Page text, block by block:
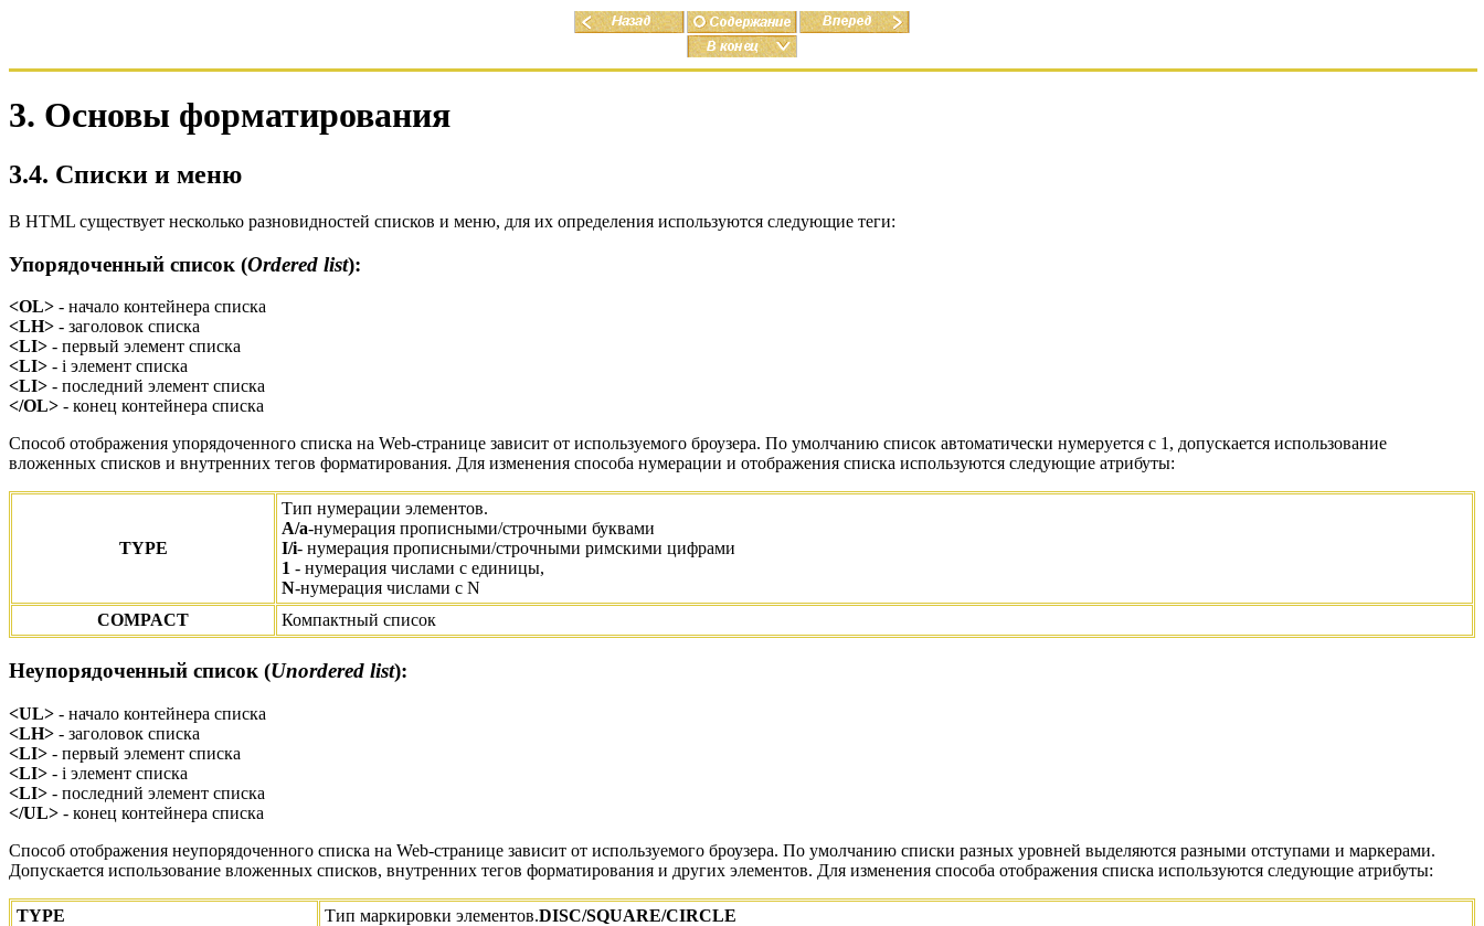
3. Основы форматирования
3.4. Списки и меню
В HTML существует несколько разновидностей списков и меню, для их определения используются следующие теги:
Упорядоченный список (Ordered list):
<OL> - начало контейнера списка
<LH> - заголовок списка
<LI> - первый элемент списка
<LI> - i элемент списка
<LI> - последний элемент списка
</OL> - конец контейнера списка
Способ отображения упорядоченного списка на Web-странице зависит от используемого броузера. По умолчанию список автоматически нумеруется с 1, допускается использование
вложенных списков и внутренних тегов форматирования. Для изменения способа нумерации и отображения списка используются следующие атрибуты:
TYPE
Тип нумерации элементов.
A/a-нумерация прописными/строчными буквами
I/i- нумерация прописными/строчными римскими цифрами
1 - нумерация числами с единицы,
N-нумерация числами с N
COMPACT
Компактный список
Неупорядоченный список (Unordered list):
<UL> - начало контейнера списка
<LH> - заголовок списка
<LI> - первый элемент списка
<LI> - i элемент списка
<LI> - последний элемент списка
</UL> - конец контейнера списка
Способ отображения неупорядоченного списка на Web-странице зависит от используемого броузера. По умолчанию списки разных уровней выделяются разными отступами и маркерами.
Допускается использование вложенных списков, внутренних тегов форматирования и других элементов. Для изменения способа отображения списка используются следующие атрибуты:
TYPE Тип маркировки элементов.DISC/SQUARE/CIRCLE